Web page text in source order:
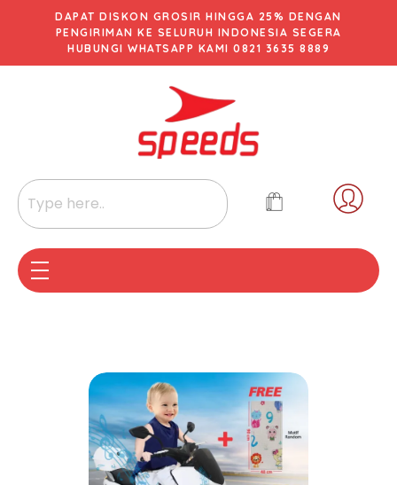
DAPAT DISKON GROSIR HINGGA 25% DENGAN
PENGIRIMAN KE SELURUH INDONESIA SEGERA
HUBUNGI WHATSAPP KAMI 0821 3635 8889